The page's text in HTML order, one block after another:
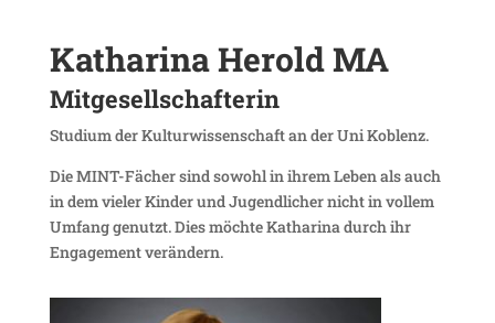
Katharina HeroldMA
Mitge­sell­schaf­terin
Studium der Kultur­wis­sen­schaft an der Uni Koblenz.
Die MINT-Fächer sind sowohl in ihrem Leben als auch
in dem vieler Kinder und Jugend­li­cher nicht in vollem
Umfang genutzt. Dies möchte Katharina durch ihr
Enga­ge­ment verändern.